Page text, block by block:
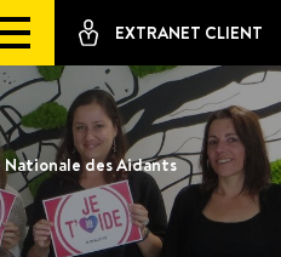
EXTRANET CLIENT
Nationale des Aidants